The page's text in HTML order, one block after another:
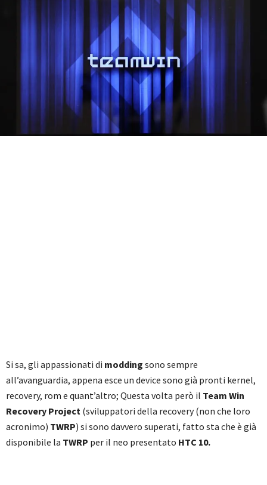
Si sa, gli appassionati di modding sono sempre
all’avanguardia, appena esce un device sono già pronti kernel,
recovery, rom e quant’altro; Questa volta però il Team Win
Recovery Project (sviluppatori della recovery (non che loro
acronimo) TWRP) si sono davvero superati, fatto sta che è già
disponibile la TWRP per il neo presentato HTC 10.